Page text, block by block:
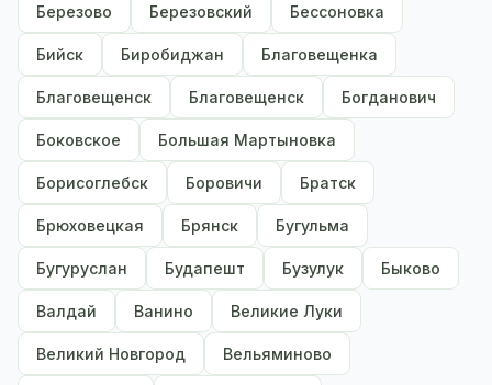
Березово Березовский Бессоновка
Бийск Биробиджан Благовещенка
Благовещенск Благовещенск Богданович
Боковское Большая Мартыновка
Борисоглебск Боровичи Братск
Брюховецкая Брянск Бугульма
Бугуруслан Будапешт Бузулук Быково
Валдай Ванино Великие Луки
Великий Новгород Вельяминово